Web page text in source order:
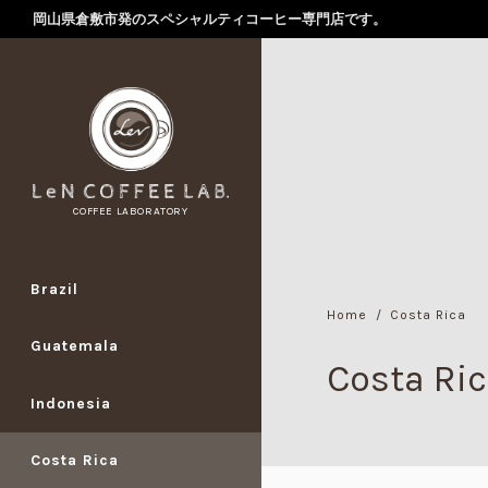
岡山県倉敷市発のスペシャルティコーヒー専門店です。
COFFEE LABORATORY
Brazil
Guatemala
Indonesia
Costa Rica
Home Costa Rica
Costa